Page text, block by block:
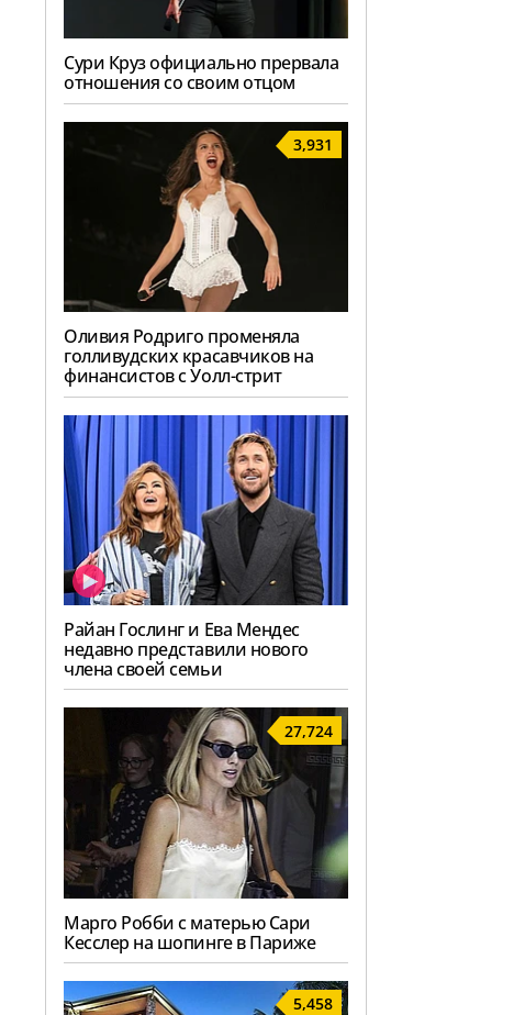
Сури Круз официально прервала
отношения со своим отцом
3,931
Оливия Родриго променяла
голливудских красавчиков на
финансистов с Уолл-стрит
Райан Гослинг и Ева Мендес
недавно представили нового
члена своей семьи
27,724
Марго Робби с матерью Сари
Кесслер на шопинге в Париже
5,458